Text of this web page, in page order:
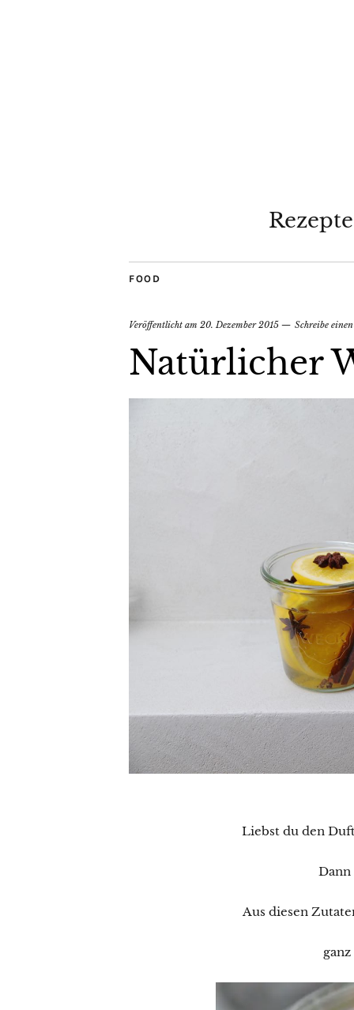
Rezepte
FOOD
Veröffentlicht am 20. Dezember 2015 Schreibe
Natürlicher
Liebst du den
Aus diesen